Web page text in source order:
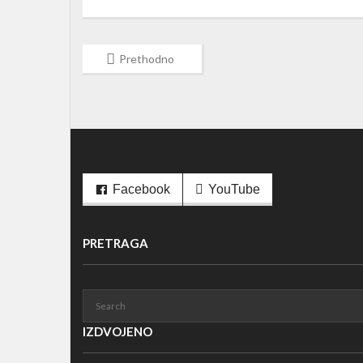
Prethodno
Facebook YouTube
PRETRAGA
IZDVOJENO